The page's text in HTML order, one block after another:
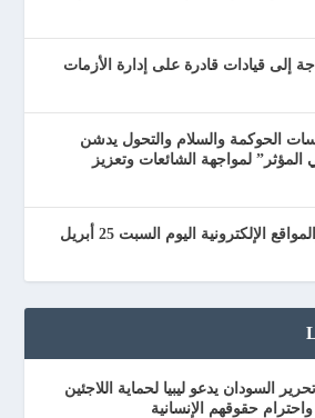
إلى قيادات قادرة على إدارة الأزمات
الحوكمة والسلام والتحول يدشن
المؤثر” لمواجهة الشائعات وتعزيز
أهم عناوين الصحف والمواقع الإلكترونية اليوم السبت 25 أبريل
السودان يدعو ليبيا لحماية اللاجئين
واحترام حقوقهم الإنسانية